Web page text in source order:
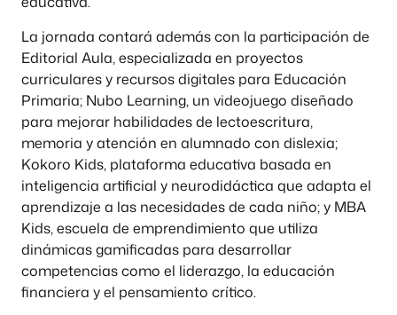
La jornada contará además con la participación de
Editorial Aula, especializada en proyectos
curriculares y recursos digitales para Educación
Primaria; Nubo Learning, un videojuego diseñado
para mejorar habilidades de lectoescritura,
memoria y atención en alumnado con dislexia;
Kokoro Kids, plataforma educativa basada en
inteligencia artificial y neurodidáctica que adapta el
aprendizaje a las necesidades de cada niño; y MBA
Kids, escuela de emprendimiento que utiliza
dinámicas gamificadas para desarrollar
competencias como el liderazgo, la educación
financiera y el pensamiento crítico.